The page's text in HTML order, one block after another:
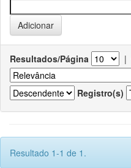
Resultados/Página |
Registro(s)
Resultado 1-1 de 1.